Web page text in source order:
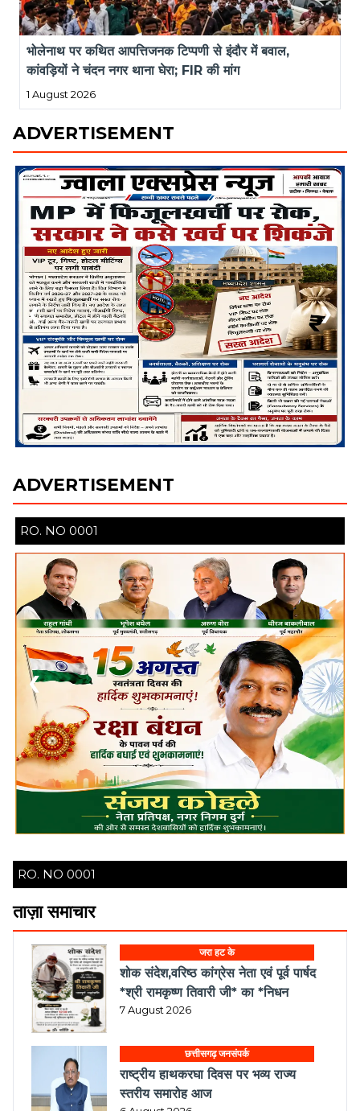
भोलेनाथ पर कथित आपत्तिजनक टिप्पणी से इंदौर में बवाल,
कांवड़ियों ने चंदन नगर थाना घेरा; FIR की मांग
1 August 2026
ADVERTISEMENT
❮ ❯
ADVERTISEMENT
RO. NO 13944/30
❮ ❯
RO. NO 0001
ताज़ा समाचार
जरा हट के
शोक संदेश,वरिष्ठ कांग्रेस नेता एवं पूर्व पार्षद
*श्री रामकृष्ण तिवारी जी* का *निधन
7 August 2026
छत्तीसगढ़ जनसंपर्क
राष्ट्रीय हाथकरघा दिवस पर भव्य राज्य
स्तरीय समारोह आज